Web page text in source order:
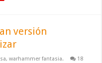
versión
,warhammer fantasia. 18